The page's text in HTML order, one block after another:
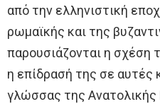
από την ελληνιστική
ρωμαϊκής και της
παρουσιάζονται η σχέση
η επίδρασή της σε αυτές
γλώσσας της